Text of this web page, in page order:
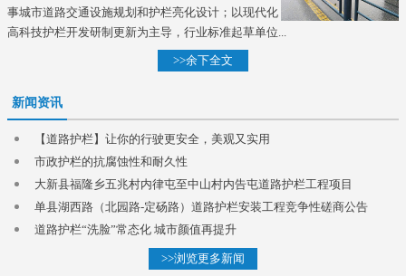
事城市道路交通设施规划和护栏亮化设计；以现代化
高科技护栏开发研制更新为主导，行业标准起草单位...
>>余下全文
新闻资讯
【道路护栏】让你的行驶更安全，美观又实用
市政护栏的抗腐蚀性和耐久性
大新县福隆乡五兆村内律屯至中山村内告屯道路护栏工程项目
单县湖西路（北园路-定砀路）道路护栏安装工程竞争性磋商公告
道路护栏“洗脸”常态化 城市颜值再提升
>>浏览更多新闻